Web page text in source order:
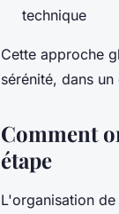
technique
Cette approche
sérénité, dans
Comment
étape
L'organisation